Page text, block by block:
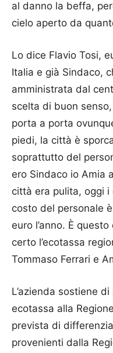
al danno la beffa,
cielo aperto da
Lo dice Flavio Tosi,
Italia e già Sindaco,
amministrata dal
scelta di buon
porta a porta
piedi, la città è
soprattutto del
ero Sindaco io Amia
città era pulita, oggi
costo del personale
euro l’anno. È
certo l’ecotassa
Tommaso Ferrari e
L’azienda sostiene
ecotassa alla
prevista di
provenienti dalla